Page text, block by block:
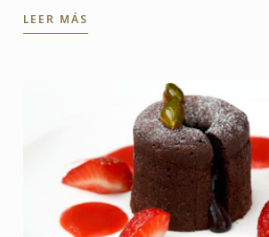
el Chef Karl O´Dell. ...
LEER MÁS